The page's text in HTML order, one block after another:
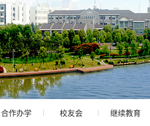
合作办学 校友会 继续教育